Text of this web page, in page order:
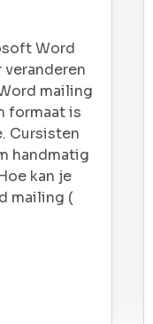
Word
mailing
formaat is
Cursisten
handmatig
kan je
mailing (